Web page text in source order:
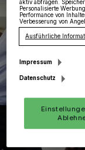
aktiv abfragen.
Personalisierte
Performance von
Verbesserung von
Ausführliche
Impressum
Datenschutz